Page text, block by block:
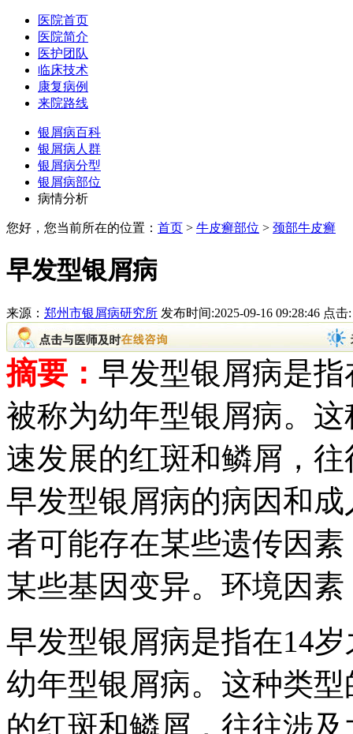
医院首页
医院简介
医护团队
临床技术
康复病例
来院路线
银屑病百科
银屑病人群
银屑病分型
银屑病部位
病情分析
您好，您当前所在的位置： 首页 > 牛皮癣部位 > 颈部牛皮癣
早发型银屑病
来源： 郑州市银屑病研究所 发布时间:2025-09-16 09:28:46 点击:
摘要： 早发型银屑病是
被称为幼年型银屑病。
速发展的红斑和鳞屑，
早发型银屑病的病因和
者可能存在某些遗传因
某些基因变异。环境因
早发型银屑病是指在14
幼年型银屑病。这种类
的红斑和鳞屑，往往涉